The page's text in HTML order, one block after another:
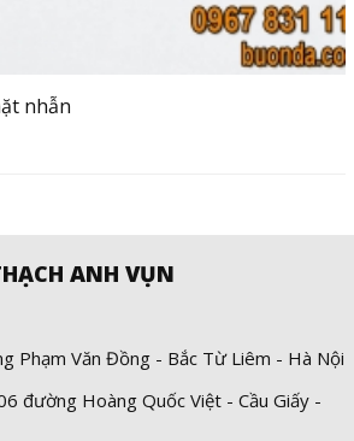
nhẫn
ANH VỤN
Phạm Văn Đồng - Bắc Từ Liêm - Hà Nội
đường Hoàng Quốc Việt - Cầu Giấy -